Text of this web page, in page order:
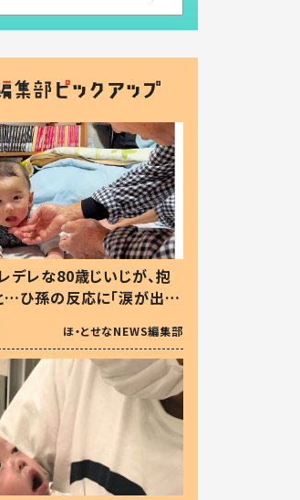
デレな80歳じいじが、抱
…ひ孫の反応に「涙が出ま
くて仕方ない」
ほ・とせなNEWS編集部